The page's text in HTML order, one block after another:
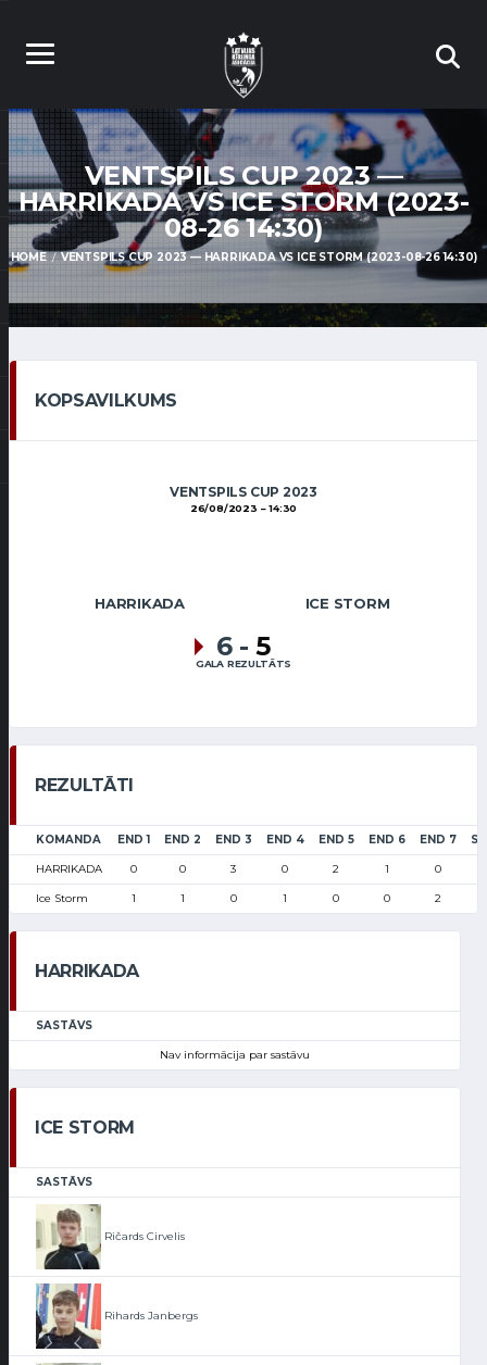
VENTSPILS CUP 2023 —
HARRIKADA VS ICE STORM (2023-
08-26 14:30)
HOME VENTSPILS CUP 2023 — HARRIKADA VS ICE STORM (2023-08-26 14:30)
KOPSAVILKUMS
VENTSPILS CUP 2023
26/08/2023 14:30
HARRIKADA ICE STORM
6 - 5
GALA REZULTĀTS
REZULTĀTI
KOMANDA END 1 END 2 END 3 END 4 END 5 END 6 END 7
HARRIKADA 0 0 3 0 2 1 0
Ice Storm 1 1 0 1 0 0 2
HARRIKADA
SASTĀVS
Nav informācija par sastāvu
ICE STORM
SASTĀVS
Ričards Cirvelis
Rihards Janbergs